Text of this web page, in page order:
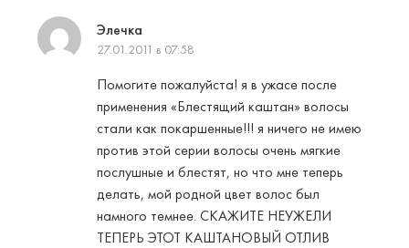
Элечка
27.01.2011 в 07:58
Помогите пожалуйста! я в ужасе после
применения «Блестящий каштан» волосы
стали как покаршенные!!! я ничего не имею
против этой серии волосы очень мягкие
послушные и блестят, но что мне теперь
делать, мой родной цвет волос был
намного темнее. СКАЖИТЕ НЕУЖЕЛИ
ТЕПЕРЬ ЭТОТ КАШТАНОВЫЙ ОТЛИВ